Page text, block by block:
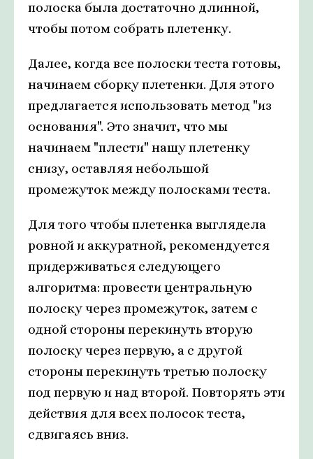
полоска была достаточно длинной,
чтобы потом собрать плетенку.
Далее, когда все полоски теста готовы,
начинаем сборку плетенки. Для этого
предлагается использовать метод "из
основания". Это значит, что мы
начинаем "плести" нашу плетенку
снизу, оставляя небольшой
промежуток между полосками теста.
Для того чтобы плетенка выглядела
ровной и аккуратной, рекомендуется
придерживаться следующего
алгоритма: провести центральную
полоску через промежуток, затем с
одной стороны перекинуть вторую
полоску через первую, а с другой
стороны перекинуть третью полоску
под первую и над второй. Повторять эти
действия для всех полосок теста,
сдвигаясь вниз.